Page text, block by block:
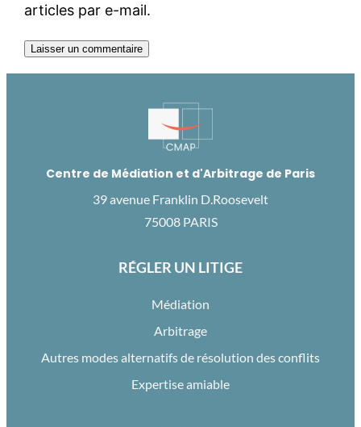
articles par e-mail.
Centre de Médiation et d'Arbitrage de Paris
39 avenue Franklin D.Roosevelt
75008 PARIS
RÉGLER UN LITIGE
Médiation
Arbitrage
Autres modes alternatifs de résolution des conflits
Expertise amiable